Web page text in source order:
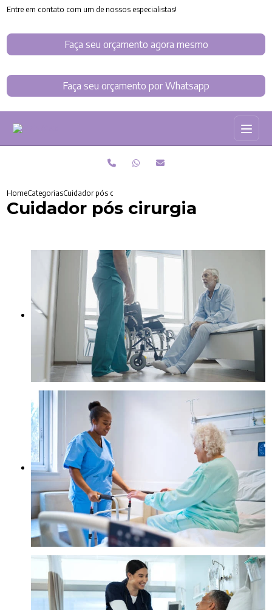
Entre em contato com um de nossos especialistas!
Faça seu orçamento agora mesmo
Faça seu orçamento por Whatsapp
HomeCategoriasCuidador pós cirurgia
Cuidador pós cirurgia